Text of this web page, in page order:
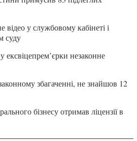
відео у службовому кабінеті і
суду
незаконне
збагаченні, не знайшов 12
бізнесу отримав ліцензії в